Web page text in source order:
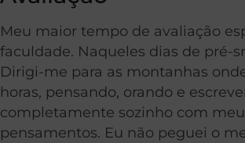
Meu maior tempo de avaliação
faculdade. Naqueles dias de pré-
Dirigi-me para as montanhas
horas, pensando, orando e
completamente sozinho com
pensamentos. Eu não peguei o